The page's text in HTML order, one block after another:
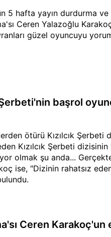
5 hafta yayın durdurma
Ceren Yalazoğlu
güzel oyuncuyu
Şerbeti'nin başrol
ötürü Kızılcık Şerbeti
Kızılcık Şerbeti
olmak şu anda...
ise, "Dizinin rahatsız
Ceren